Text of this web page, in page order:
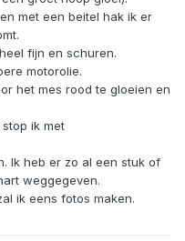
met een beitel hak ik er
fijn en schuren.
motorolie.
het mes rood te gloeien en
ik met
Ik heb er zo al een stuk of
weggegeven.
ik eens fotos maken.